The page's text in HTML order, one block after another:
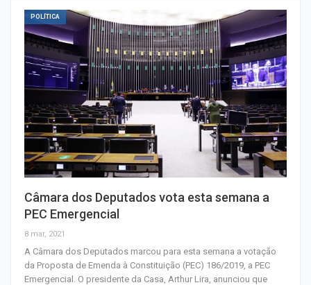
POLÍTICA
Câmara dos Deputados vota esta semana a
PEC Emergencial
8 mar, 2021
A Câmara dos Deputados marcou para esta semana a votação
da Proposta de Emenda à Constituição (PEC) 186/2019, a PEC
Emergencial. O presidente da Casa, Arthur Lira, anunciou que